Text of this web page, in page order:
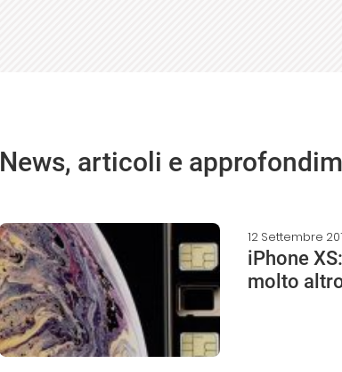
News, articoli e
12 Settembre
iPhone
molto